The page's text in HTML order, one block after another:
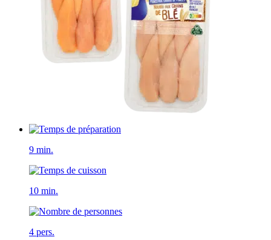
9 min.
10 min.
4 pers.